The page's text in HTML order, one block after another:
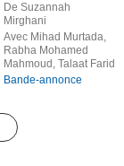
De Suzannah
Mirghani
Avec Mihad Murtada,
Rabha Mohamed
Mahmoud, Talaat Farid
Bande-annonce